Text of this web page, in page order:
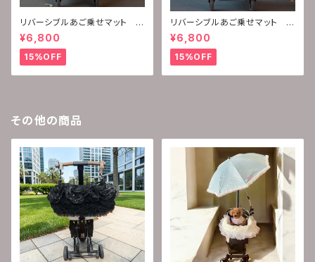
リバーシブルあご乗せマット
(ローズクォーツ)
¥6,800
15%OFF
リバーシブルあご乗せマット
(シャンパンクォーツ)
¥6,800
15%OFF
その他の商品